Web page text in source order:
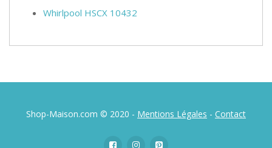
Whirlpool HSCX 10432
Shop-Maison.com © 2020 - Mentions Légales - Contact